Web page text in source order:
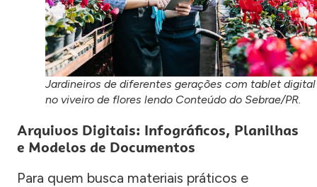
Jardineiros de diferentes gerações com tablet digital
no viveiro de flores lendo Conteúdo do Sebrae/PR.
Arquivos Digitais: Infográficos, Planilhas
e Modelos de Documentos
Para quem busca materiais práticos e